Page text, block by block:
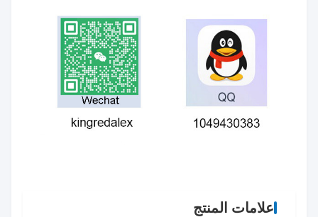
علامات المنتج